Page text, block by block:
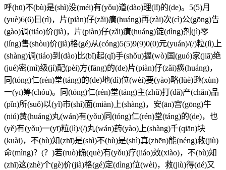
呼(hū)不(bù)是(shì)没(méi)有(yǒu)道(dào)理(lǐ)的(de)。5(5)月
(yuè)6(6)日(rì)，片(piàn)仔(zǎi)癀(huáng)再(zài)次(cì)公(gōng)告
(gào)调(tiáo)价(jià)，片(piàn)仔(zǎi)癀(huáng)锭(dìng)剂(jì)零
(líng)售(shòu)价(jià)格(gé)从(cóng)5(5)9(9)0(0)元(yuán)/(/)粒(lì)上
(shàng)调(tiáo)到(dào)比(bǐ)起(qǐ)手(shǒu)握(wò)国(guó)家(jiā)绝
(jué)密(mì)级(jí)配(pèi)方(fāng)的(de)片(piàn)仔(zǎi)癀(huáng)，
同(tóng)仁(rén)堂(táng)的(de)地(dì)位(wèi)要(yào)略(lüè)逊(xùn)
一(yī)筹(chóu)。同(tóng)仁(rén)堂(táng)主(zhǔ)打(dǎ)产(chǎn)品
(pǐn)所(suǒ)以(yǐ)市(shì)面(miàn)上(shàng)，安(ān)宫(gōng)牛
(niú)黄(huáng)丸(wán)有(yǒu)同(tóng)仁(rén)堂(táng)的(de)，也
(yě)有(yǒu)一(yī)粒(lì)/(/)丸(wán)药(yào)上(shàng)千(qiān)块
(kuài)，不(bù)知(zhī)是(shì)不(bù)是(shì)真(zhēn)能(néng)救(jiù)
命(mìng)？(？)若(ruò)确(què)有(yǒu)疗(liáo)效(xiào)，不(bù)知
(zhī)这(zhè)个(gè)价(jià)格(gé)定(dìng)位(wèi)，救(jiù)得(dé)又